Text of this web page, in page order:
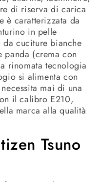
di riserva di carica
è caratterizzata da
in pelle
cuciture bianche
panda (crema con
rinomata tecnologia
si alimenta con
mai di una
il calibro E210,
marca alla qualità
Tsuno